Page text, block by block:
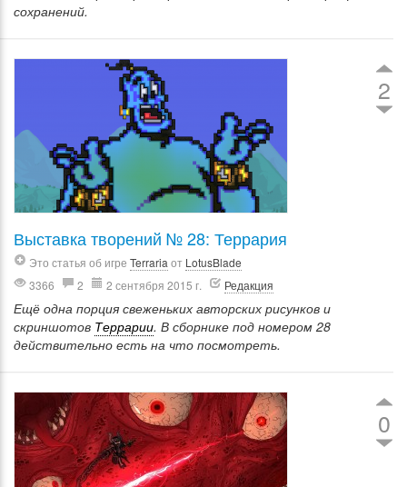
сохранений.
2
Выставка творений № 28: Террария
Это статья об игре Terraria от LotusBlade
3366
2 2 сентября 2015 г. Редакция
Ещё одна порция свеженьких авторских рисунков и
скриншотов Террарии. В сборнике под номером 28
действительно есть на что посмотреть.
0